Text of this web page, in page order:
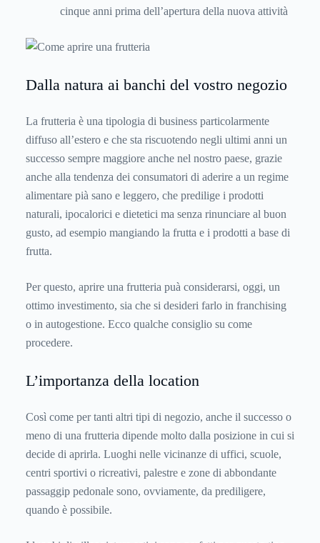
cinque anni prima dell’apertura della nuova attività
Dalla natura ai banchi del vostro negozio
La frutteria è una tipologia di business particolarmente
diffuso all’estero e che sta riscuotendo negli ultimi anni un
successo sempre maggiore anche nel nostro paese, grazie
anche alla tendenza dei consumatori di aderire a un regime
alimentare pià sano e leggero, che predilige i prodotti
naturali, ipocalorici e dietetici ma senza rinunciare al buon
gusto, ad esempio mangiando la frutta e i prodotti a base di
frutta.
Per questo, aprire una frutteria puà considerarsi, oggi, un
ottimo investimento, sia che si desideri farlo in franchising
o in autogestione. Ecco qualche consiglio su come
procedere.
L’importanza della location
Così come per tanti altri tipi di negozio, anche il successo o
meno di una frutteria dipende molto dalla posizione in cui si
decide di aprirla. Luoghi nelle vicinanze di uffici, scuole,
centri sportivi o ricreativi, palestre e zone di abbondante
passaggip pedonale sono, ovviamente, da prediligere,
quando è possibile.